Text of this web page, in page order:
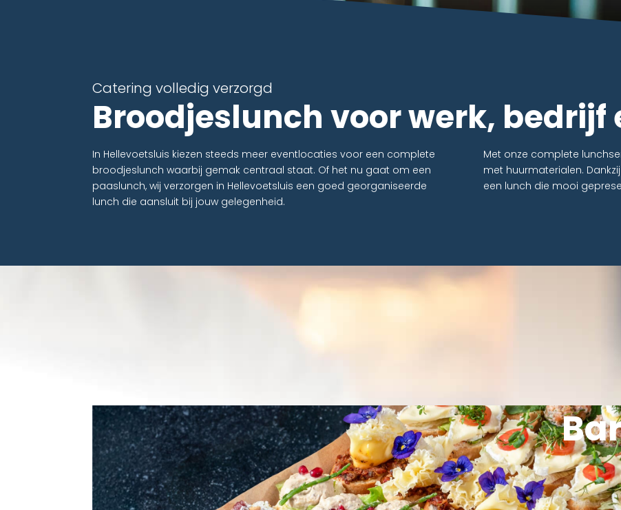
Catering volledig verzorgd
Broodjeslunch voor werk, bedrijf
In Hellevoetsluis kiezen steeds meer eventlocaties voor een complete
broodjeslunch waarbij gemak centraal staat. Of het nu gaat om een
paaslunch, wij verzorgen in Hellevoetsluis een goed georganiseerde
lunch die aansluit bij jouw gelegenheid.
Met onze complete
met huurmaterialen.
een lunch die mooi